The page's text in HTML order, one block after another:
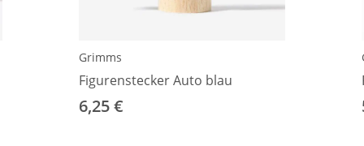
Grimms
Figurenstecker Auto blau
6,25 €